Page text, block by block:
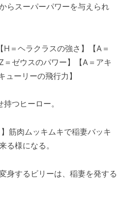
らスーパーパワーを与えられ
H＝ヘラクラスの強さ】【A＝
＝ゼウスのパワー】【A＝アキ
ューリーの飛行力】
つヒーロー。
筋肉ムッキムキで稲妻バッキ
る様になる。
身するビリーは、稲妻を発する